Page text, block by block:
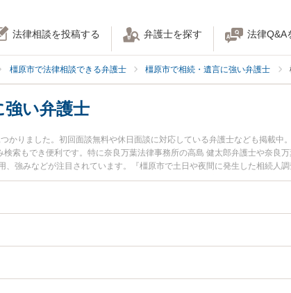
法律相談を投稿する 弁護士を探す 法律Q&A
橿原市で法律相談できる弁護士 橿原市で相続・遺言に強い弁護士
強い弁護士
かりました。初回面談無料や休日面談に対応している弁護士なども掲載中
索もでき便利です。特に奈良万葉法律事務所の高島 健太郎弁護士や奈良
強みなどが注目されています。『橿原市で土日や夜間に発生した相続人
近くの弁護士を検索したい』『初回相談無料で相続人調査・確定を法律